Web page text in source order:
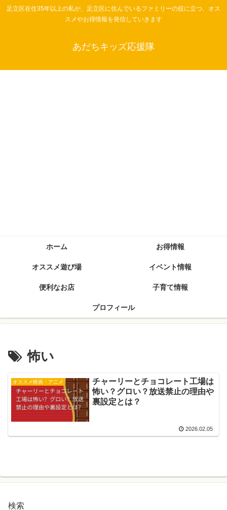
足立区在住35年以上の私が、足立区に住んでいるファミリーの役に立つ、オス
スメやお得情報を発信していきます
あだちキッズ応援隊
ホーム お得情報
オススメ遊び場 イベント情報
便利なお店 子育て情報
プロフィール
怖い
オススメ映画・アニメ
チャーリーとチョコレート工場は
怖い？グロい？放送禁止の理由や
裏設定とは？
2026.02.05
検索